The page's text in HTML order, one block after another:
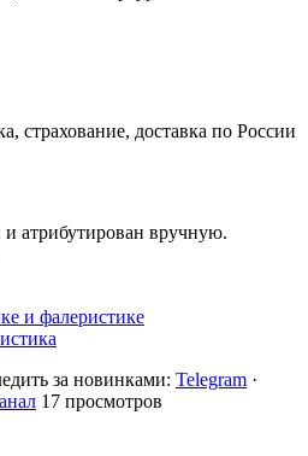
страхование, доставка по России
атрибутирован вручную.
и фалеристике
за новинками: Telegram ·
17 просмотров